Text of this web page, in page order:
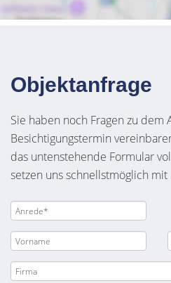
Objektanfrage
Sie haben noch Fragen zu
Besichtigungstermin
das untenstehende Formular
setzen uns schnellstmöglich